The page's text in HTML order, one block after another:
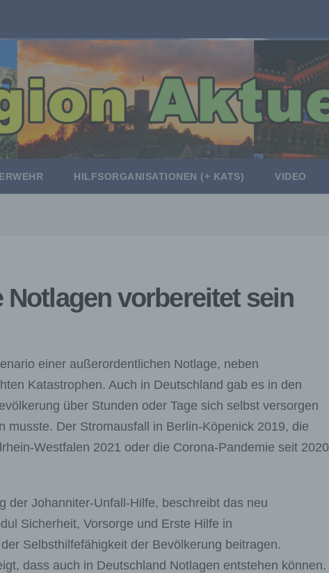
HILFSORGANISATIONEN (+ KATS) VIDEO
vorbereitet sein
einer außerordentlichen Notlage, neben
Katastrophen. Auch in Deutschland gab es in den
über Stunden oder Tage sich selbst versorgen
musste. Der Stromausfall in Berlin-Köpenick 2019, die
Westfalen 2021 oder die Corona-Pandemie seit 2020
der Johanniter-Unfall-Hilfe, beschreibt das neu
Sicherheit, Vorsorge und Erste Hilfe in
Selbsthilfefähigkeit der Bevölkerung beitragen.
dass auch in Deutschland Notlagen entstehen können.